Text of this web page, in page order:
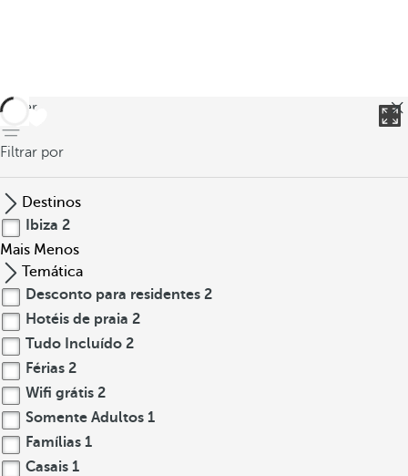
voltar
Filtrar por
Destinos
Ibiza 2
Mais Menos
Temática
Desconto para residentes 2
Hotéis de praia 2
Tudo Incluído 2
Férias 2
Wifi grátis 2
Somente Adultos 1
Famílias 1
Casais 1